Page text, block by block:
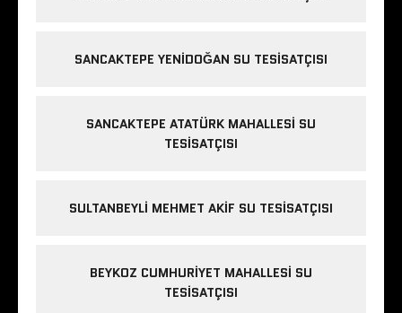
SANCAKTEPE YENIDOĞAN SU TESISATÇISI
SANCAKTEPE ATATÜRK MAHALLESI SU
TESISATÇISI
SULTANBEYLI MEHMET AKIF SU TESISATÇISI
BEYKOZ CUMHURIYET MAHALLESI SU
TESISATÇISI